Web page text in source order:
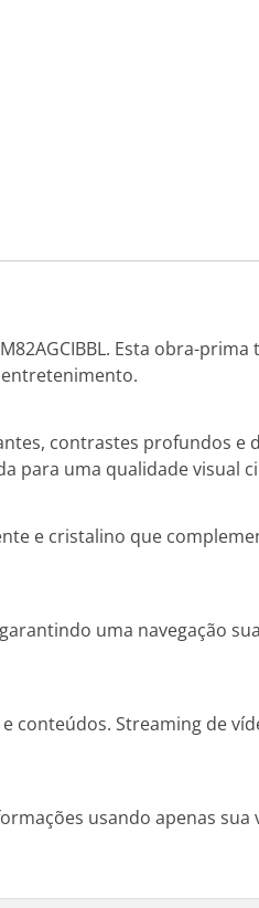
Esta obra-
contrastes profundos e
para uma qualidade visual
e cristalino que
uma navegação
conteúdos. Streaming de
usando apenas sua